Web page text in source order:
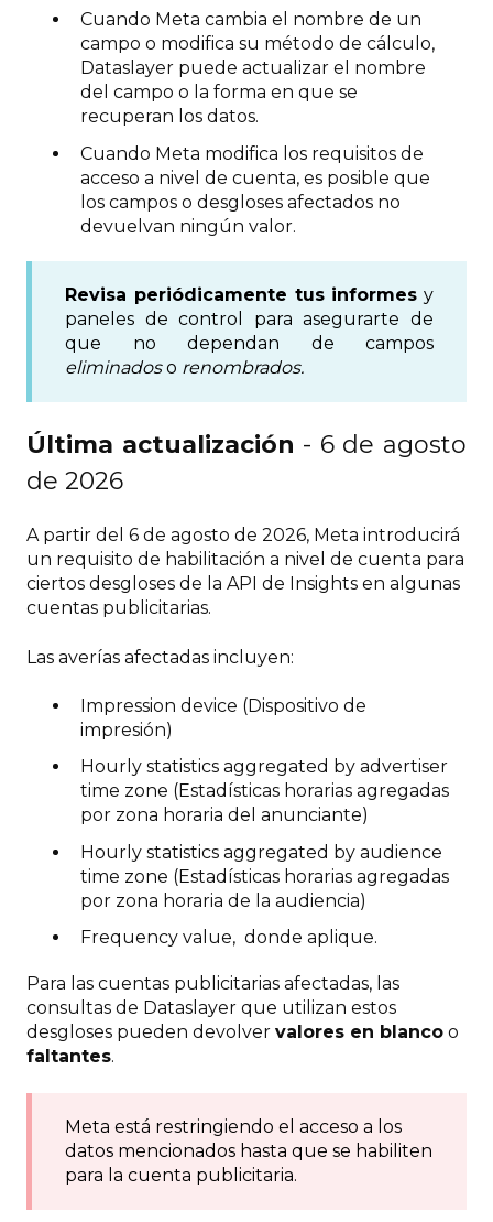
Cuando Meta cambia el nombre de un
campo o modifica su método de cálculo,
Dataslayer puede actualizar el nombre
del campo o la forma en que se
recuperan los datos.
Cuando Meta modifica los requisitos de
acceso a nivel de cuenta, es posible que
los campos o desgloses afectados no
devuelvan ningún valor.
Revisa periódicamente tus informes y
paneles de control para asegurarte de
que no dependan de campos
eliminadoso renombrados.
Última actualización - 6 de agosto
de 2026
A partir del 6 de agosto de 2026, Meta introducirá
un requisito de habilitación a nivel de cuenta para
ciertos desgloses de la API de Insights en algunas
cuentas publicitarias.
Las averías afectadas incluyen:
Impression device (Dispositivo de
impresión)
Hourly statistics aggregated by advertiser
time zone (Estadísticas horarias agregadas
por zona horaria del anunciante)
Hourly statistics aggregated by audience
time zone (Estadísticas horarias agregadas
por zona horaria de la audiencia)
Frequency value, donde aplique.
Para las cuentas publicitarias afectadas, las
consultas de Dataslayer que utilizan estos
desgloses pueden devolver valores en blanco o
faltantes.
Meta está restringiendo el acceso a los
datos mencionados hasta que se habiliten
para la cuenta publicitaria.